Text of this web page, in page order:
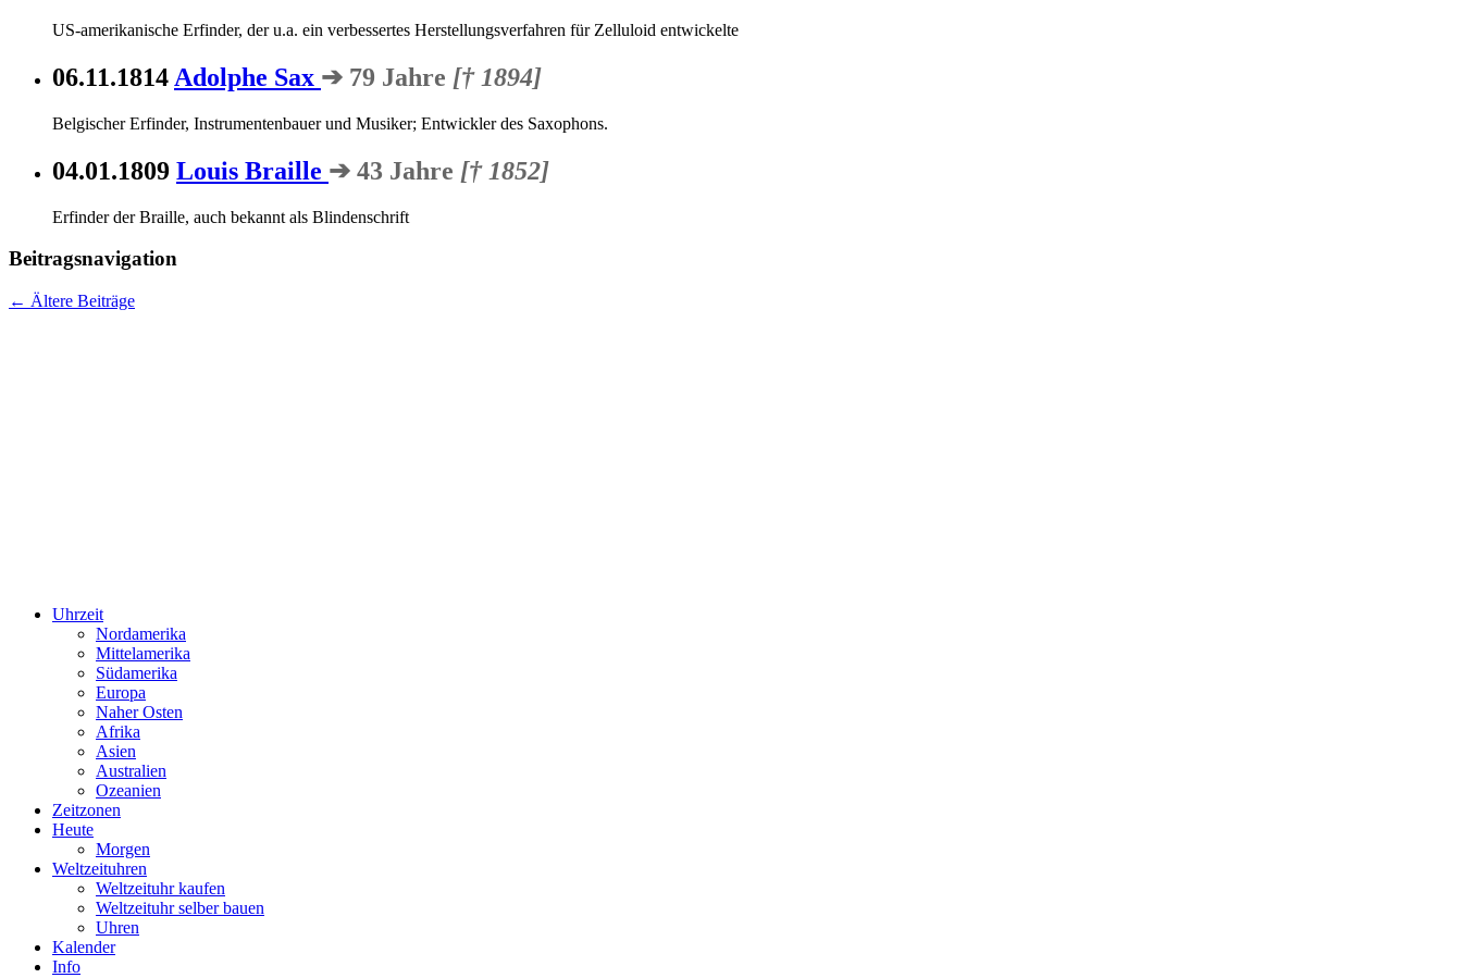
US-amerikanische Erfinder, der u.a. ein verbessertes Herstellungsverfahren für Zelluloid entwickelte
06.11.1814 Adolphe Sax ➔ 79 Jahre [† 1894]
Belgischer Erfinder, Instrumentenbauer und Musiker; Entwickler des Saxophons.
04.01.1809 Louis Braille ➔ 43 Jahre [† 1852]
Erfinder der Braille, auch bekannt als Blindenschrift
Beitragsnavigation
← Ältere Beiträge
Uhrzeit
Nordamerika
Mittelamerika
Südamerika
Europa
Naher Osten
Afrika
Asien
Australien
Ozeanien
Zeitzonen
Heute
Morgen
Weltzeituhren
Weltzeituhr kaufen
Weltzeituhr selber bauen
Uhren
Kalender
Info